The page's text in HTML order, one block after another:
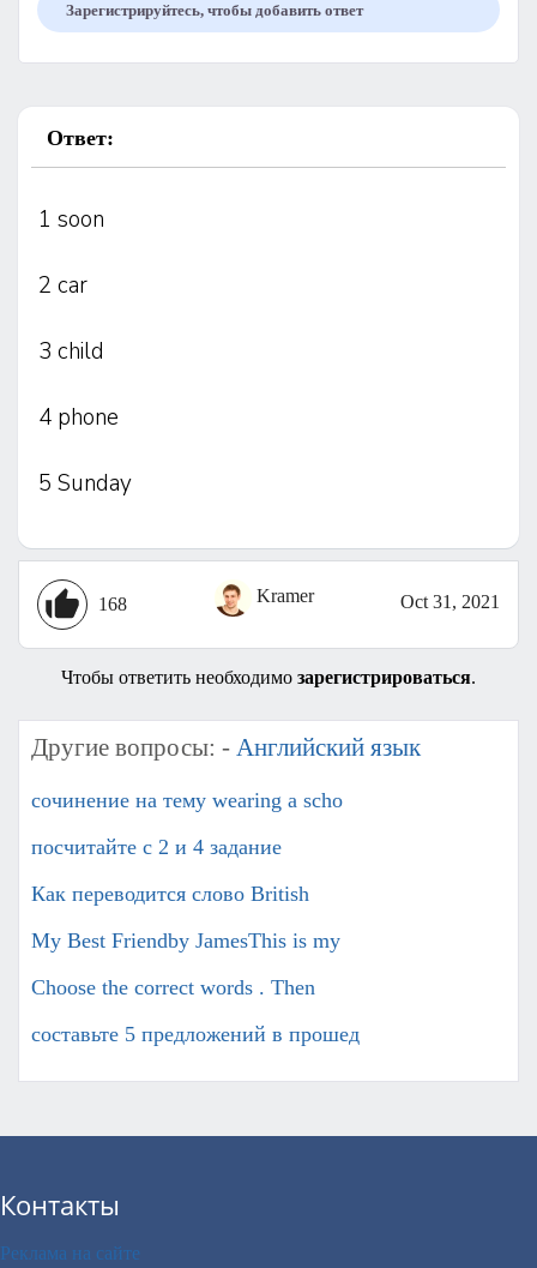
Зарегистрируйтесь, чтобы добавить ответ
Ответ:
1 soon
2 car
3 child
4 phone
5 Sunday
168 Kramer Oct 31, 2021
Чтобы ответить необходимо зарегистрироваться.
Другие вопросы: - Английский язык
сочинение на тему wearing a scho
посчитайте с 2 и 4 задание ​
Как переводится слово British
My Best Friendby JamesThis is my
Choose the correct words . Then
составьте 5 предложений в прошед
Контакты
Реклама на сайте